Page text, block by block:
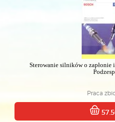
Sterowanie silników o zapłonie
Praca